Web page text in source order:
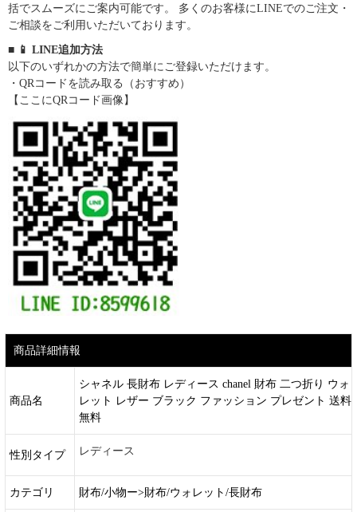
括でスムーズにご案内可能です。 多くのお客様にLINEでのご注文・
ご相談をご利用いただいております。
■ 📱 LINE追加方法
以下のいずれかの方法で簡単にご登録いただけます。
・QRコードを読み取る（おすすめ）
【ここにQRコード画像】
商品詳細情報
商品名
シャネル 長財布 レディース chanel 財布 二つ折り ウォ
レット レザー ブラック ファッション プレゼント 送料
無料
性別タイプ レディース
カテゴリ 財布/小物ー>財布/ウォレット/長財布